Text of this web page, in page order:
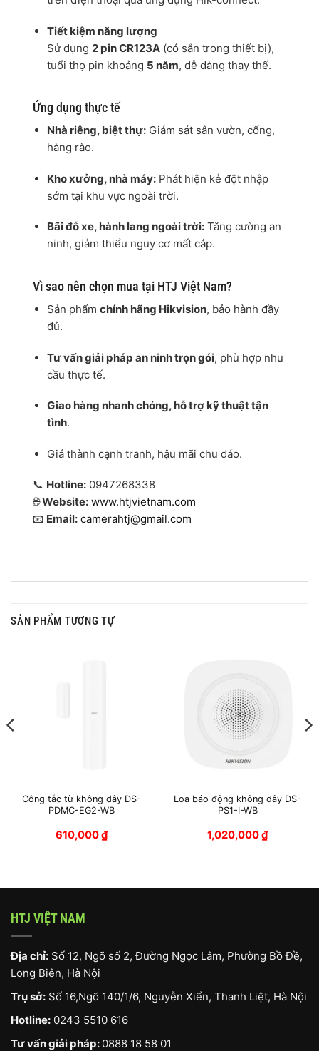
Tiết kiệm năng lượng
Sử dụng 2 pin CR123A(có sẵn trong thiết bị),
tuổi thọ pin khoảng 5 năm, dễ dàng thay thế.
Ứng dụng thực tế
Nhà riêng, biệt thự:Giám sát sân vườn, cổng,
hàng rào.
Kho xưởng, nhà máy:Phát hiện kẻ đột nhập
sớm tại khu vực ngoài trời.
Bãi đỗ xe, hành lang ngoài trời:Tăng cường an
ninh, giảm thiểu nguy cơ mất cắp.
Vì sao nên chọn mua tại HTJ Việt Nam?
Sản phẩm chính hãng Hikvision, bảo hành đầy
đủ.
Tư vấn giải pháp an ninh trọn gói, phù hợp nhu
cầu thực tế.
Giao hàng nhanh chóng, hỗ trợ kỹ thuật tận
tình.
Giá thành cạnh tranh, hậu mãi chu đáo.
📞 Hotline: 0947268338
🌐Website: www.htjvietnam.com
📧 Email: camerahtj@gmail.com
SẢN PHẨM TƯƠNG TỰ
Công tắc từ không dây DS-
PDMC-EG2-WB
610,000₫
Loa báo động không dây DS-
PS1-I-WB
1,020,000₫
HTJ VIỆT NAM
Địa chỉ: Số 12, Ngõ số 2, Đường Ngọc Lâm, Phường Bồ Đề,
Long Biên, Hà Nội
Trụ sở: Số 16,Ngõ 140/1/6, Nguyễn Xiển, Thanh Liệt, Hà Nội
Hotline: 0243 5510 616
Tư vấn giải pháp: 0888 18 58 01